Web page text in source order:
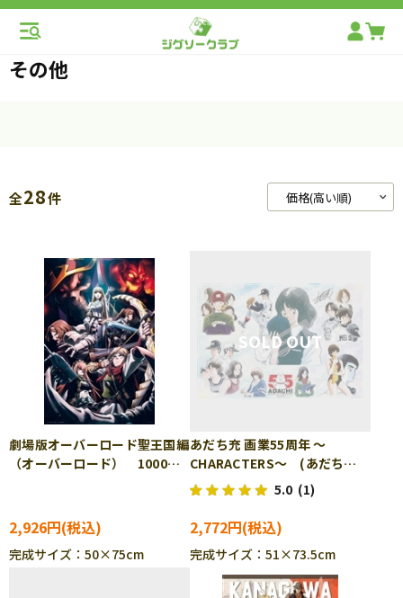
その他
全28件
劇場版オーバーロード聖王国編
（オーバーロード） 1000ピ
2,926円
完成サイズ：50×75cm
あだち充 画業55周年 ～
CHARACTERS～ (あだち
充) 1000ピース ジグソーパ
ズル ENS-1000T-550
5.0 (1)
2,772円
完成サイズ：51×73.5cm